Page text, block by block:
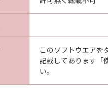
ウエア」が格納されてい
下「メディア」と言います
陥がないことを保証しま
中に「メディア」に物理
見された場合には、キヤノン
ア」を交換いたします。
このソフトウエアを
記載してあります「
い。